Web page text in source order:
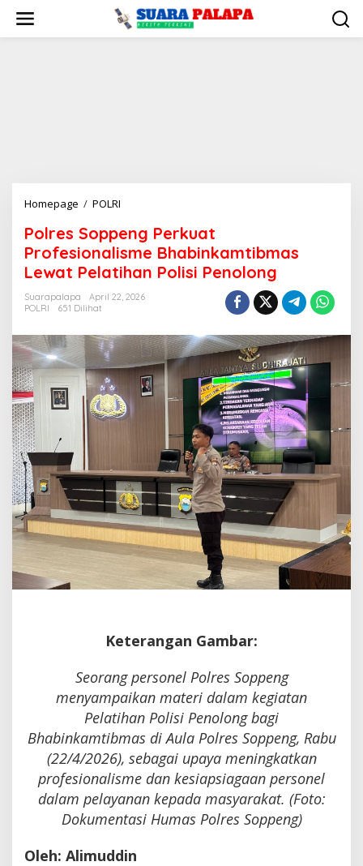
konten
Homepage / POLRI
Perkuat
Profesionalisme
Bhabinkamtibmas
Pelatihan
Penolong
Polres Soppeng Perkuat
Profesionalisme Bhabinkamtibmas
Lewat Pelatihan Polisi Penolong
Suarapalapa
April 22, 2026
POLRI
651 Dilihat
Keterangan Gambar:
Seorang personel Polres Soppeng
menyampaikan materi dalam kegiatan
Pelatihan Polisi Penolong bagi
Bhabinkamtibmas di Aula Polres Soppeng, Rabu
(22/4/2026), sebagai upaya meningkatkan
profesionalisme dan kesiapsiagaan personel
dalam pelayanan kepada masyarakat. (Foto:
Dokumentasi Humas Polres Soppeng)
Oleh: Alimuddin